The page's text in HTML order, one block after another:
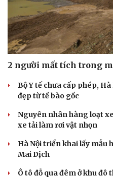
2 người mất tích trong
Bộ Y tế chưa cấp phép,
đẹp từ tế bào gốc
Nguyên nhân hàng loạt
xe tải làm rơi vật nhọn
Hà Nội triển khai lấy mẫu
Mai Dịch
Ô tô đỗ qua đêm ở khu